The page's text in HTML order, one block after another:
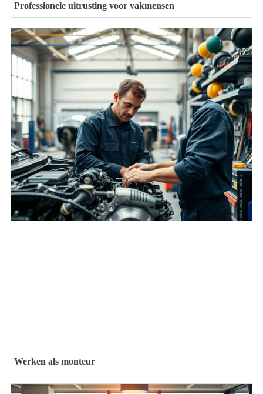
Professionele uitrusting voor vakmensen
Werken als monteur